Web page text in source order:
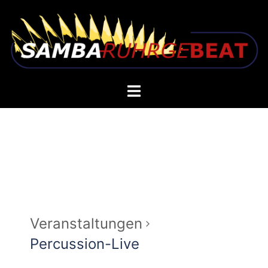
Inhalt
springen
Toggle
Veranstaltungen
Percussion-Live